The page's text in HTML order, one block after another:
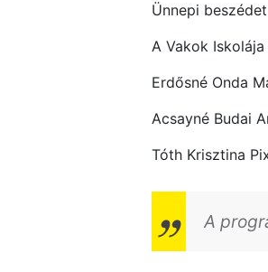
Ünnepi
A Vakok
Erdősné Onda
Acsayné Budai
Tóth Krisztina
A